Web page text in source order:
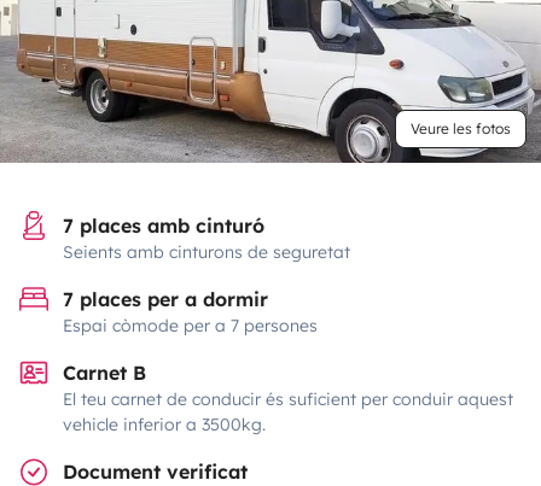
Veure les fotos
7 places amb cinturó
Seients amb cinturons de seguretat
7 places per a dormir
Espai còmode per a 7 persones
Carnet B
El teu carnet de conducir és suficient per conduir aquest
vehicle inferior a 3500kg.
Document verificat